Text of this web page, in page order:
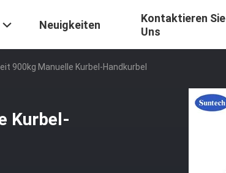
Neuigkeiten
Kontaktieren Sie
Uns
900kg Manuelle Kurbel-Handkurbel
Kurbel-